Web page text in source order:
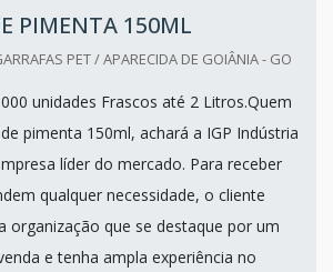
PIMENTA 150ML
PET / APARECIDA DE GOIÂNIA - GO
unidades Frascos até 2 Litros.Quem
pimenta 150ml, achará a IGP Indústria
líder do mercado. Para receber
qualquer necessidade, o cliente
organização que se destaque por um
e tenha ampla experiência no